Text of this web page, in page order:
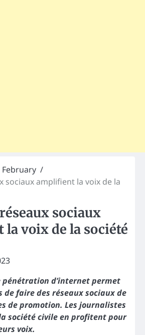
February
sociaux amplifient la voix de la
sociaux
voix de la société
pénétration d’internet permet
faire des réseaux sociaux de
de promotion. Les journalistes
société civile en profitent pour
voix.